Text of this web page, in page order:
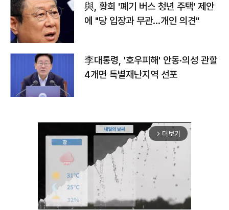
與, 황희 '폐기 버스 청년 주택' 제안
에 "당 입장과 무관…개인 의견"
李대통령, '호우피해' 안동·의성 관할
4개면 특별재난지역 선포
arrow_forward_ios 더보기